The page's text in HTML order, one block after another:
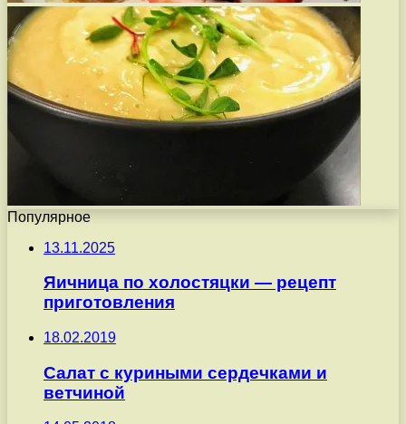
Популярное
13.11.2025
Яичница по холостяцки — рецепт
приготовления
18.02.2019
Салат с куриными сердечками и
ветчиной